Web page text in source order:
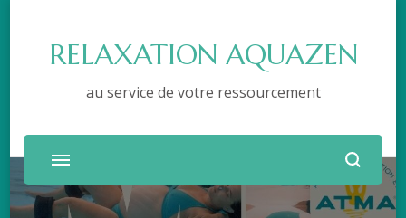
RELAXATION AQUAZEN
au service de votre ressourcement